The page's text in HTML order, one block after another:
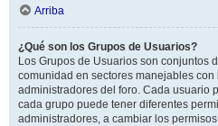
Arriba
¿Qué son los Grupos de Usuarios?
Los Grupos de Usuarios son conjuntos
comunidad en sectores manejables
administradores del foro. Cada usuario
cada grupo puede tener diferentes
administradores, a cambiar los